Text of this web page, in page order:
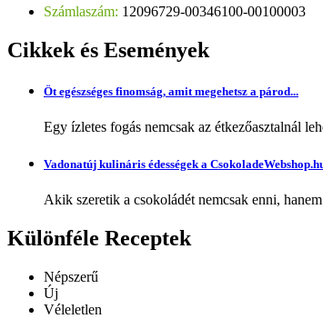
Számlaszám: 12096729-00346100-00100003
Cikkek és Események
Öt egészséges finomság, amit megehetsz a párod...
Egy ízletes fogás nemcsak az étkezőasztalnál
Vadonatúj kulináris édességek a
Akik szeretik a csokoládét nemcsak enni,
Különféle Receptek
Népszerű
Új
Véleletlen